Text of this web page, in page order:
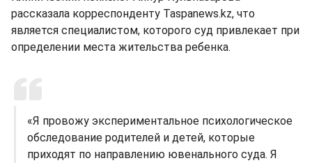
рассказала корреспонденту Taspanews.kz, что
является специалистом, которого суд привлекает при
определении места жительства ребенка.
«Я провожу экспериментальное психологическое
обследование родителей и детей, которые
приходят по направлению ювенального суда. Я